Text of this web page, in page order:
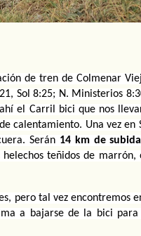
de tren de Colmenar
Sol 8:25; N. Ministerios
el Carril bici que nos
calentamiento. Una vez en
Serán 14 km de subida
teñidos de
pero tal vez encontremos
a bajarse de la bici